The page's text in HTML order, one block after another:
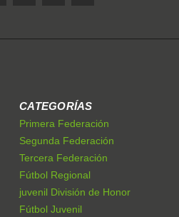
CATEGORÍAS
Primera Federación
Segunda Federación
Tercera Federación
Fútbol Regional
juvenil División de Honor
Fútbol Juvenil